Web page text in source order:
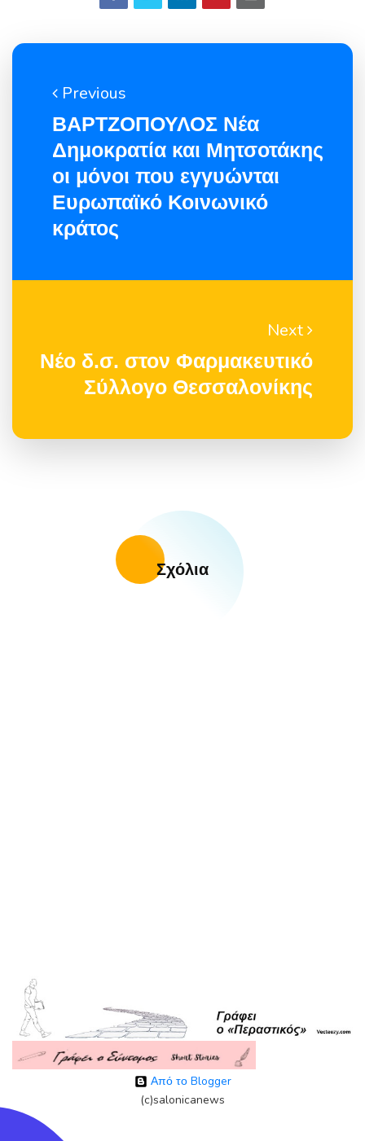
Previous
ΒΑΡΤΖΟΠΟΥΛΟΣ Νέα
Δημοκρατία και Μητσοτάκης
οι μόνοι που εγγυώνται
Ευρωπαϊκό Κοινωνικό
κράτος
Next
Νέο δ.σ. στον Φαρμακευτικό
Σύλλογο Θεσσαλονίκης
Σχόλια
Από το Blogger
(c)salonicanews